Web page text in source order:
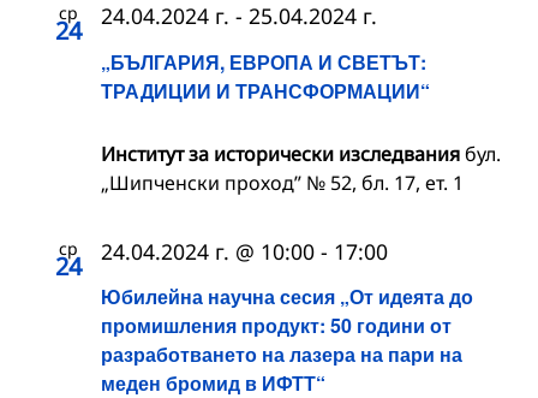
ср
24
„БЪЛГАРИЯ, ЕВРОПА И СВЕТЪТ:
ТРАДИЦИИ И ТРАНСФОРМАЦИИ“
24.04.2024 г. - 25.04.2024 г.
Институт за исторически изследваниябул.
„Шипченски проход” № 52, бл. 17, ет. 1
ср
24
Юбилейна научна сесия „От идеята до
промишления продукт: 50 години от
разработването на лазера на пари на
меден бромид в ИФТТ“
24.04.2024 г. @ 10:00 - 17:00